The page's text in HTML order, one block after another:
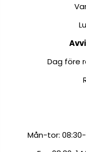
Dag före
Mån-tor: